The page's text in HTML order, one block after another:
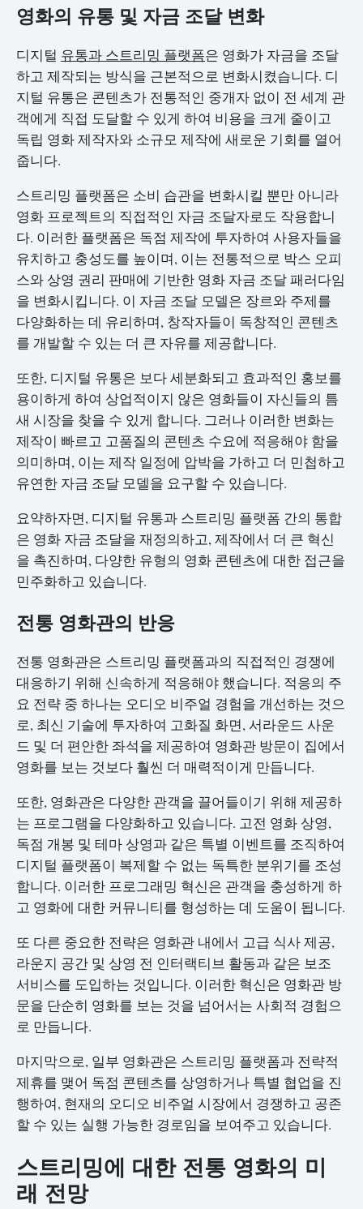
영화의 유통 및 자금 조달 변화
디지털 유통과 스트리밍 플랫폼은 영화가 자금을 조달
하고 제작되는 방식을 근본적으로 변화시켰습니다. 디
지털 유통은 콘텐츠가 전통적인 중개자 없이 전 세계 관
객에게 직접 도달할 수 있게 하여 비용을 크게 줄이고
독립 영화 제작자와 소규모 제작에 새로운 기회를 열어
줍니다.
스트리밍 플랫폼은 소비 습관을 변화시킬 뿐만 아니라
영화 프로젝트의 직접적인 자금 조달자로도 작용합니
다. 이러한 플랫폼은 독점 제작에 투자하여 사용자들을
유치하고 충성도를 높이며, 이는 전통적으로 박스 오피
스와 상영 권리 판매에 기반한 영화 자금 조달 패러다임
을 변화시킵니다. 이 자금 조달 모델은 장르와 주제를
다양화하는 데 유리하며, 창작자들이 독창적인 콘텐츠
를 개발할 수 있는 더 큰 자유를 제공합니다.
또한, 디지털 유통은 보다 세분화되고 효과적인 홍보를
용이하게 하여 상업적이지 않은 영화들이 자신들의 틈
새 시장을 찾을 수 있게 합니다. 그러나 이러한 변화는
제작이 빠르고 고품질의 콘텐츠 수요에 적응해야 함을
의미하며, 이는 제작 일정에 압박을 가하고 더 민첩하고
유연한 자금 조달 모델을 요구할 수 있습니다.
요약하자면, 디지털 유통과 스트리밍 플랫폼 간의 통합
은 영화 자금 조달을 재정의하고, 제작에서 더 큰 혁신
을 촉진하며, 다양한 유형의 영화 콘텐츠에 대한 접근을
민주화하고 있습니다.
전통 영화관의 반응
전통 영화관은 스트리밍 플랫폼과의 직접적인 경쟁에
대응하기 위해 신속하게 적응해야 했습니다. 적응의 주
요 전략 중 하나는 오디오 비주얼 경험을 개선하는 것으
로, 최신 기술에 투자하여 고화질 화면, 서라운드 사운
드 및 더 편안한 좌석을 제공하여 영화관 방문이 집에서
영화를 보는 것보다 훨씬 더 매력적이게 만듭니다.
또한, 영화관은 다양한 관객을 끌어들이기 위해 제공하
는 프로그램을 다양화하고 있습니다. 고전 영화 상영,
독점 개봉 및 테마 상영과 같은 특별 이벤트를 조직하여
디지털 플랫폼이 복제할 수 없는 독특한 분위기를 조성
합니다. 이러한 프로그래밍 혁신은 관객을 충성하게 하
고 영화에 대한 커뮤니티를 형성하는 데 도움이 됩니다.
또 다른 중요한 전략은 영화관 내에서 고급 식사 제공,
라운지 공간 및 상영 전 인터랙티브 활동과 같은 보조
서비스를 도입하는 것입니다. 이러한 혁신은 영화관 방
문을 단순히 영화를 보는 것을 넘어서는 사회적 경험으
로 만듭니다.
마지막으로, 일부 영화관은 스트리밍 플랫폼과 전략적
제휴를 맺어 독점 콘텐츠를 상영하거나 특별 협업을 진
행하여, 현재의 오디오 비주얼 시장에서 경쟁하고 공존
할 수 있는 실행 가능한 경로임을 보여주고 있습니다.
스트리밍에 대한 전통 영화의 미
래 전망